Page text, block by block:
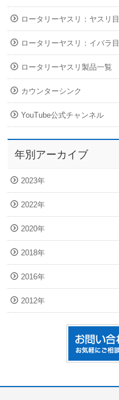
ロータリーヤスリ：ヤスリ目
ロータリーヤスリ：イバラ目
ロータリーヤスリ製品一覧
カウンターシンク
YouTube公式チャンネル
年別アーカイブ
2023年
2022年
2020年
2018年
2016年
2012年